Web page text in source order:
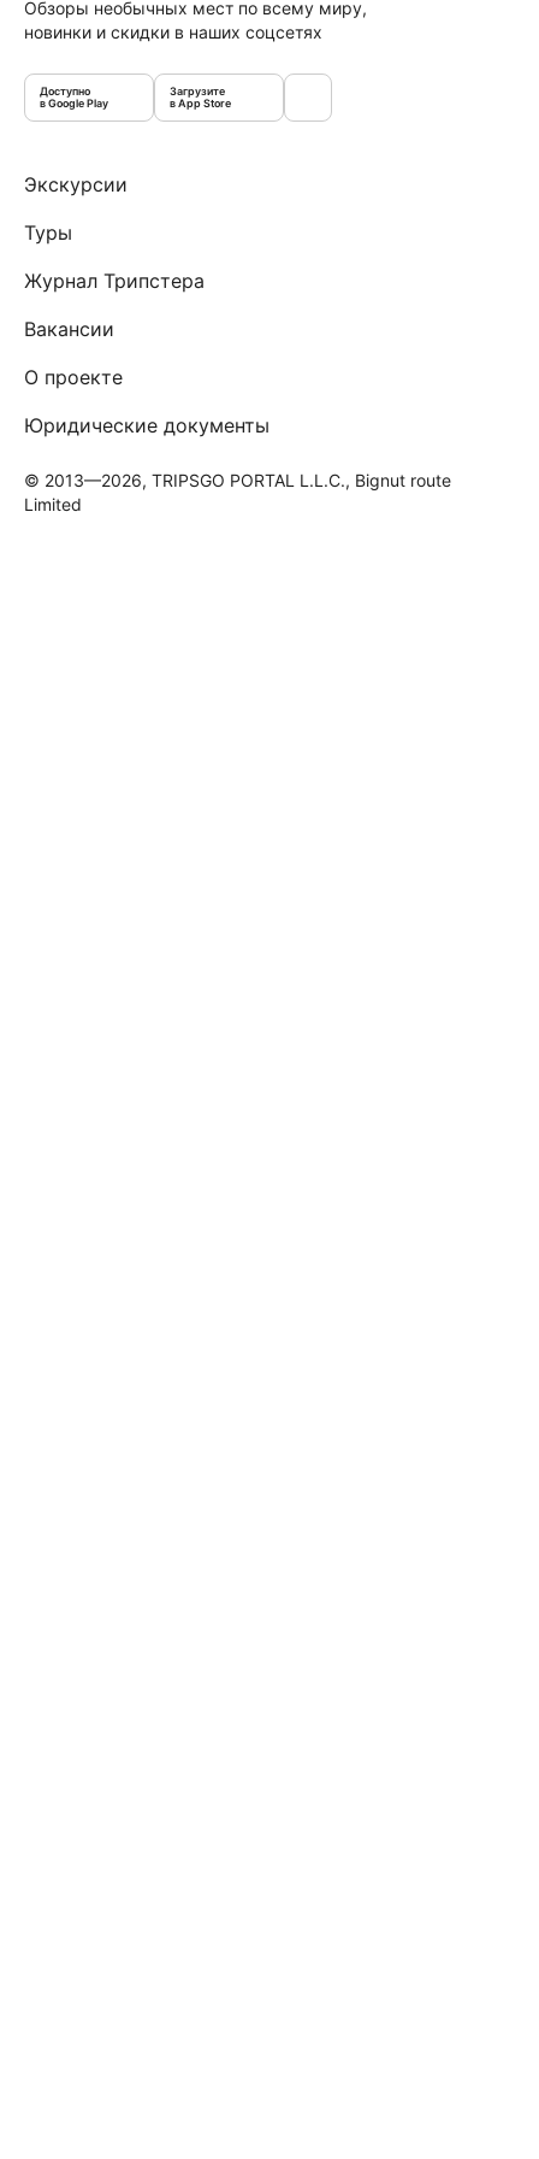
Обзоры необычных мест по всему миру,
новинки и скидки в наших соцсетях
Доступно
в Google Play
Загрузите
в App Store
Экскурсии
Туры
Журнал Трипстера
Вакансии
О проекте
Юридические документы
© 2013—2026, TRIPSGO PORTAL L.L.C., Bignut route
Limited